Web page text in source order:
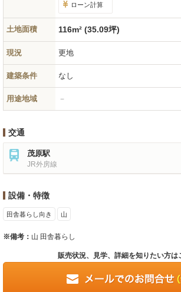
ローン計算
土地面積 116m² (35.09坪)
現況 更地
建築条件 なし
用途地域 －
交通
茂原駅
JR外房線
設備・特徴
田舎暮らし向き 山
※備考： 山 田舎暮らし
販売状況、見学、詳細を知りたい方は